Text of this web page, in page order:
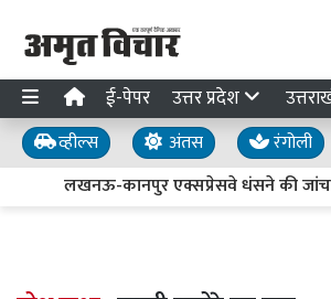
ई-पेपर उत्तर प्रदेश
व्हील्स अंतस रंगोली
लखनऊ-कानपुर एक्सप्रेसवे धंसने की जांच